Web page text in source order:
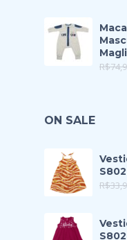
R$
ON SALE
R$